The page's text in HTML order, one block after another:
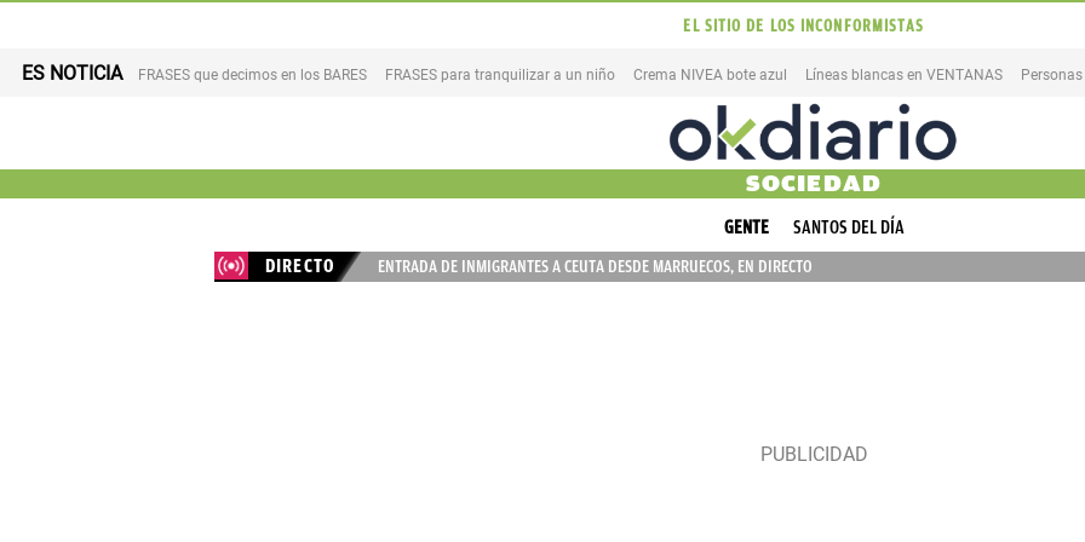
EL SITIO DE LOS INCONFORMISTAS
ES NOTICIA FRASES que decimos en los BARES FRASES para tranquilizar a un niño Crema NIVEA bote azul Líneas blancas en VENTANAS Personas
SOCIEDAD
GENTE
SANTOS DEL DÍA
DIRECTO
ENTRADA DE INMIGRANTES A CEUTA DESDE MARRUECOS, EN DIRECTO